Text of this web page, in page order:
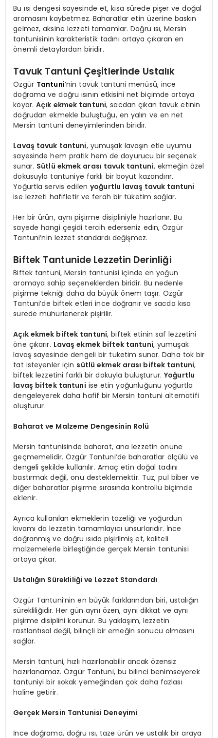
Bu ısı dengesi sayesinde et, kısa sürede pişer ve doğal
aromasını kaybetmez. Baharatlar etin üzerine baskın
gelmez, aksine lezzeti tamamlar. Doğru ısı, Mersin
tantunisinin karakteristik tadını ortaya çıkaran en
önemli detaylardan biridir.
Tavuk Tantuni Çeşitlerinde Ustalık
Özgür Tantuni’nin tavuk tantuni menüsü, ince
doğrama ve doğru ısının etkisini net biçimde ortaya
koyar.Açık ekmek tantuni, sacdan çıkan tavuk etinin
doğrudan ekmekle buluştuğu, en yalın ve en net
Mersin tantuni deneyimlerinden biridir.
Lavaş tavuk tantuni, yumuşak lavaşın etle uyumu
sayesinde hem pratik hem de doyurucu bir seçenek
sunar. Sütlü ekmek arası tavuk tantuni, ekmeğin özel
dokusuyla tantuniye farklı bir boyut kazandırır.
Yoğurtla servis edilen yoğurtlu lavaş tavuk tantuni
ise lezzeti hafifletir ve ferah bir tüketim sağlar.
Her bir ürün, aynı pişirme disipliniyle hazırlanır. Bu
sayede hangi çeşidi tercih ederseniz edin, Özgür
Tantuni’nin lezzet standardı değişmez.
Biftek Tantunide Lezzetin Derinliği
Biftek tantuni, Mersin tantunisi içinde en yoğun
aromaya sahip seçeneklerden biridir. Bu nedenle
pişirme tekniği daha da büyük önem taşır. Özgür
Tantuni’de biftek etleri ince doğranır ve sacda kısa
sürede mühürlenerek pişirilir.
Açık ekmek biftek tantuni, biftek etinin saf lezzetini
öne çıkarır. Lavaş ekmek biftek tantuni, yumuşak
lavaş sayesinde dengeli bir tüketim sunar. Daha tok bir
tat isteyenler için sütlü ekmek arası biftek tantuni,
biftek lezzetini farklı bir dokuyla buluşturur. Yoğurtlu
lavaş biftek tantuni ise etin yoğunluğunu yoğurtla
dengeleyerek daha hafif bir Mersin tantuni alternatifi
oluşturur.
Baharat ve Malzeme Dengesinin Rolü
Mersin tantunisinde baharat, ana lezzetin önüne
geçmemelidir. Özgür Tantuni’de baharatlar ölçülü ve
dengeli şekilde kullanılır. Amaç etin doğal tadını
bastırmak değil, onu desteklemektir. Tuz, pul biber ve
diğer baharatlar pişirme sırasında kontrollü biçimde
eklenir.
Ayrıca kullanılan ekmeklerin tazeliği ve yoğurdun
kıvamı da lezzetin tamamlayıcı unsurlarıdır. İnce
doğranmış ve doğru ısıda pişirilmiş et, kaliteli
malzemelerle birleştiğinde gerçek Mersin tantunisi
ortaya çıkar.
Ustalığın Sürekliliği ve Lezzet Standardı
Özgür Tantuni’nin en büyük farklarından biri, ustalığın
sürekliliğidir. Her gün aynı özen, aynı dikkat ve aynı
pişirme disiplini korunur. Bu yaklaşım, lezzetin
rastlantısal değil, bilinçli bir emeğin sonucu olmasını
sağlar.
Mersin tantuni, hızlı hazırlanabilir ancak özensiz
hazırlanamaz. Özgür Tantuni, bu bilinci benimseyerek
tantuniyi bir sokak yemeğinden çok daha fazlası
haline getirir.
Gerçek Mersin Tantunisi Deneyimi
İnce doğrama, doğru ısı, taze ürün ve ustalık bir araya